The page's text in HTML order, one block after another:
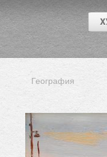
География